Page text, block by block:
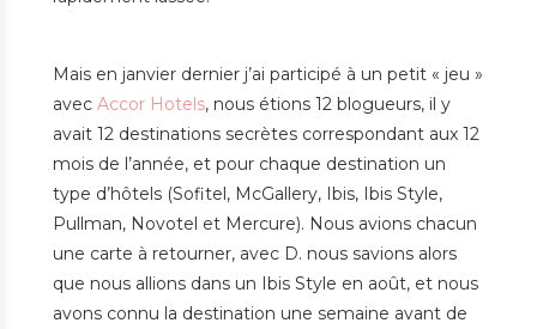
Mais en janvier dernier j’ai participé à un petit « jeu »
avec Accor Hotels, nous étions 12 blogueurs, il y
avait 12 destinations secrètes correspondant aux 12
mois de l’année, et pour chaque destination un
type d’hôtels (Sofitel, McGallery, Ibis, Ibis Style,
Pullman, Novotel et Mercure). Nous avions chacun
une carte à retourner, avec D. nous savions alors
que nous allions dans un Ibis Style en août, et nous
avons connu la destination une semaine avant de